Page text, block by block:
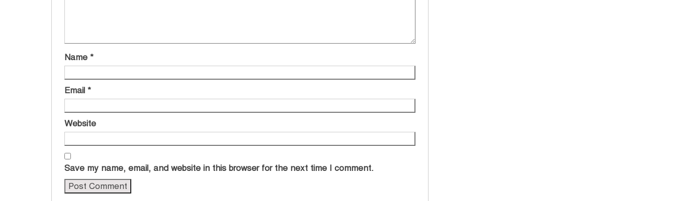
Name *
Email *
Website
Save my name, email, and website in this browser for the next time I comment.